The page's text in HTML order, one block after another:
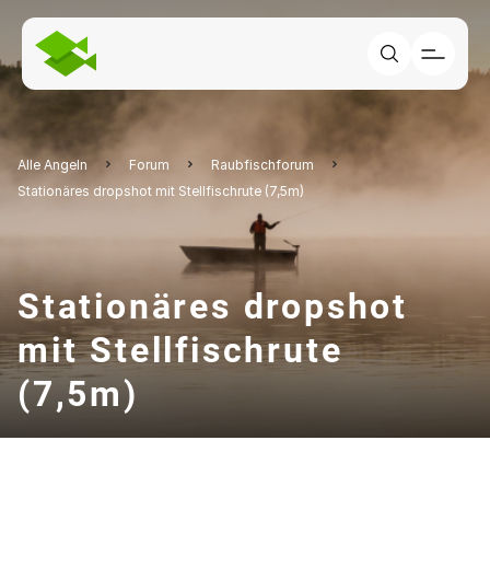
Alle Angeln Forum
Raubfischforum
Stationäres dropshot mit Stellfischrute (7,5m)
Stationäres dropshot
mit Stellfischrute
(7,5m)